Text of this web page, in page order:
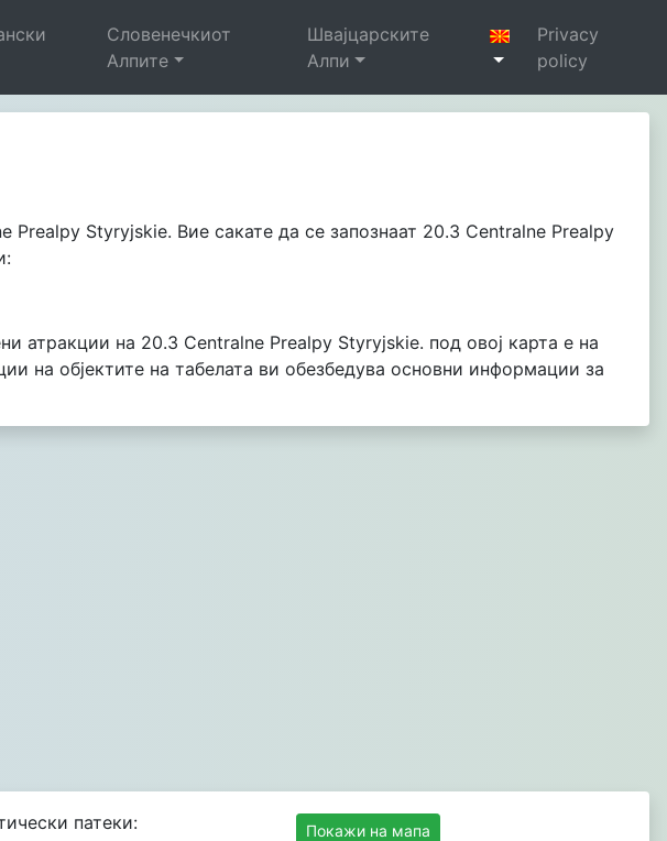
Словенечкиот
Алпите
Швајцарските
Алпи
Privacy
policy
Styryjskie. Вие сакате да се запознаат 20.3 Centralne Prealpy
атракции на 20.3 Centralne Prealpy Styryjskie. под овој карта е на
на објектите на табелата ви обезбедува основни информации за
патеки: Покажи на мапа